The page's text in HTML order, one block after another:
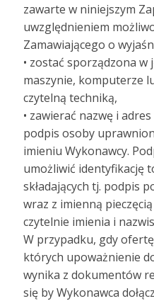
zawarte w niniejszym
uwzględnieniem
Zamawiającego o
• zostać sporządzona
maszynie, komputerze
czytelną techniką,
• zawierać nazwę i
podpis osoby
imieniu Wykonawcy.
umożliwić identyfikację
składających tj. podpis
wraz z imienną
czytelnie imienia i
W przypadku, gdy
których upoważnienie
wynika z dokumentów
się by Wykonawca